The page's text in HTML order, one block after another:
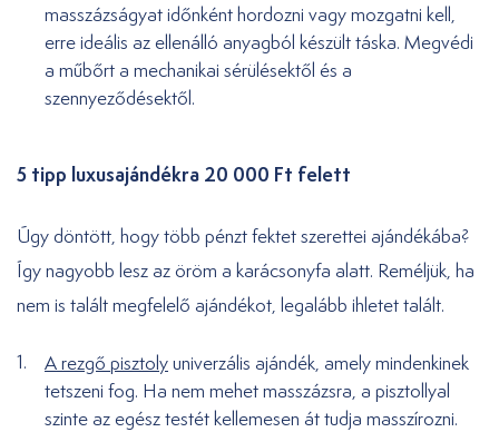
masszázságyat időnként hordozni vagy mozgatni kell,
erre ideális az ellenálló anyagból készült táska. Megvédi
a műbőrt a mechanikai sérülésektől és a
szennyeződésektől.
5 tipp luxusajándékra 20 000 Ft felett
Úgy döntött, hogy több pénzt fektet szerettei ajándékába?
Így nagyobb lesz az öröm a karácsonyfa alatt. Reméljük, ha
nem is talált megfelelő ajándékot, legalább ihletet talált.
A rezgő pisztolyuniverzális ajándék, amely mindenkinek
tetszeni fog. Ha nem mehet masszázsra, a pisztollyal
szinte az egész testét kellemesen át tudja masszírozni.